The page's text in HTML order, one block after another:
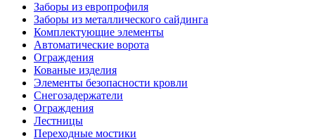
Заборы из европрофиля
Заборы из металлического сайдинга
Комплектующие элементы
Автоматические ворота
Ограждения
Кованые изделия
Элементы безопасности кровли
Снегозадержатели
Ограждения
Лестницы
Переходные мостики